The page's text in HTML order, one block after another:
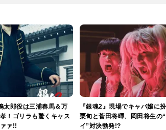
太郎役は三浦春馬＆万
！ゴリラも驚くキャス
ァ!!
『銀魂2』現場でキャバ嬢に
栗旬と菅田将暉、岡田将生の
イ”対決勃発!?